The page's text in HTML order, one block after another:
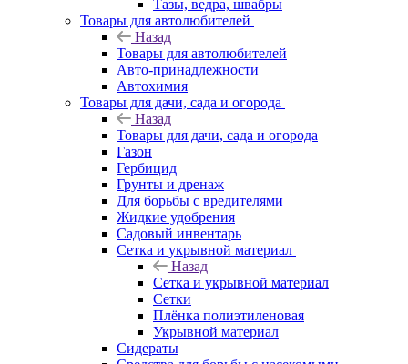
Тазы, ведра, швабры
Товары для автолюбителей
Назад
Товары для автолюбителей
Авто-принадлежности
Автохимия
Товары для дачи, сада и огорода
Назад
Товары для дачи, сада и огорода
Газон
Гербицид
Грунты и дренаж
Для борьбы с вредителями
Жидкие удобрения
Садовый инвентарь
Сетка и укрывной материал
Назад
Сетка и укрывной материал
Сетки
Плёнка полиэтиленовая
Укрывной материал
Сидераты